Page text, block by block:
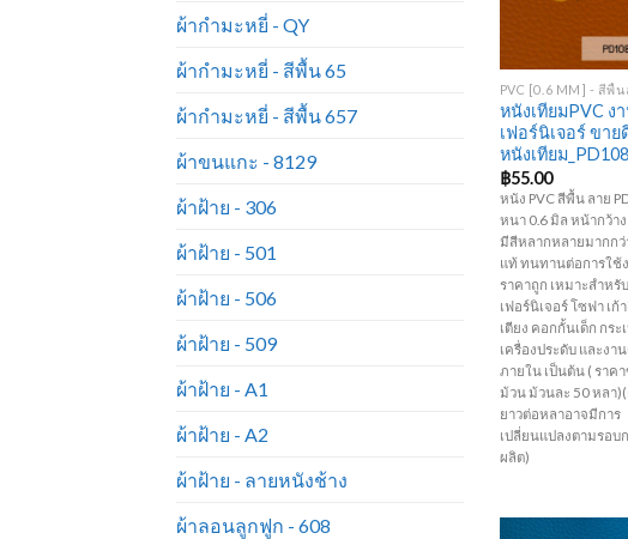
ผ้ากำมะหยี่ - QY
ผ้ากำมะหยี่ - สีพื้น 65
ผ้ากำมะหยี่ - สีพื้น 657
ผ้าขนแกะ - 8129
ผ้าฝ้าย - 306
ผ้าฝ้าย - 501
ผ้าฝ้าย - 506
ผ้าฝ้าย - 509
ผ้าฝ้าย - A1
ผ้าฝ้าย - A2
ผ้าฝ้าย - ลายหนังช้าง
ผ้าลอนลูกฟูก - 608
หนังเทียมPVC ง
เฟอร์นิเจอร์ ขาย
หนังเทียม
฿55.00
หนัง PVC สีพื้น ลาย
หนา 0.6 มิล หน้ากว้า
มีสีหลากหลายมากกว่
แท้ ทนทานต่อการใช้
ราคาถูก เหมาะสำหรั
เฟอร์นิเจอร์ โซฟา เก้
เตียง คอกกั้นเด็ก กระ
เครื่องประดับ และงา
ภายใน เป็นต้น ( ราค
ม้วน ม้วนละ 50 หลา
ยาวต่อหลาอาจมีการ
เปลี่ยนแปลงตามรอบ
ผลิต)